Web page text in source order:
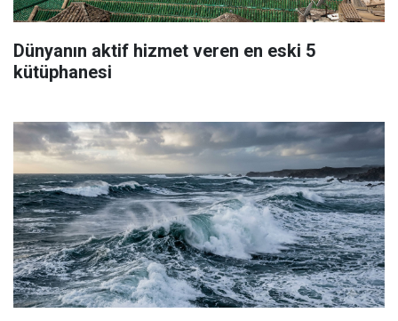
Dünyanın aktif hizmet veren en eski 5
kütüphanesi